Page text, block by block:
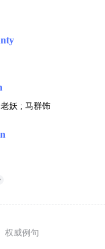
妖 ; 马群饰
权威例句